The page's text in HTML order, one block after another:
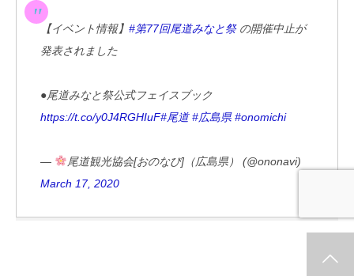
【イベント情報】 #第77回尾道みなと祭の開催中止が
発表されました
●尾道みなと祭公式フェイスブック
https://t.co/y0J4RGHIuF#尾道 #広島県 #onomichi
—
尾道観光協会[おのなび]（広島県） (@ononavi)
March 17, 2020
お問合せ